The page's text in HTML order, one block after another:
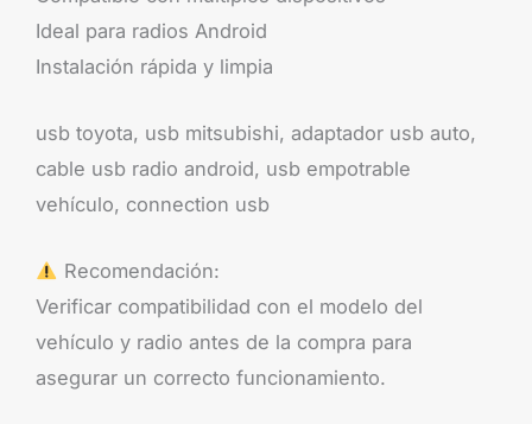
Ideal para radios Android
Instalación rápida y limpia
usb toyota, usb mitsubishi, adaptador usb auto,
cable usb radio android, usb empotrable
vehículo, connection usb
Recomendación:
Verificar compatibilidad con el modelo del
vehículo y radio antes de la compra para
asegurar un correcto funcionamiento.